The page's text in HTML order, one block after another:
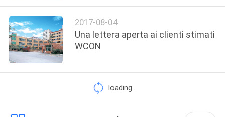
2017-08-04
Una lettera aperta ai clienti stimati
WCON
loading...